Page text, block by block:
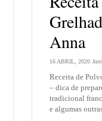
Anna
16 ABRIL, 2020
Receita de
– dica de
tradicional
e algumas